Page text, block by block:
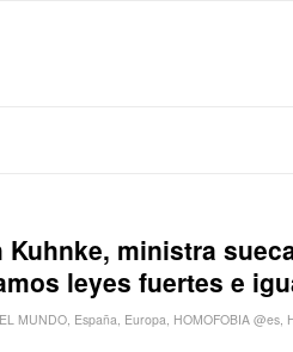
Kuhnke, ministra
leyes fuertes e
EL MUNDO, España, Europa, HOMOFOBIA @es,